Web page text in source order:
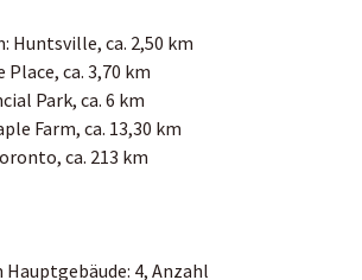
Huntsville, ca. 2,50 km
ca. 3,70 km
Park, ca. 6 km
Farm, ca. 13,30 km
ca. 213 km
4, Anzahl